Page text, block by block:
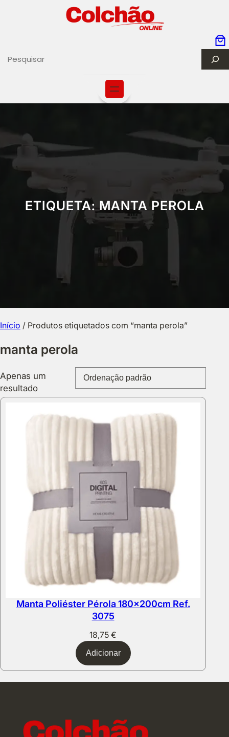
c
ETIQUETA:MANTA PEROLA
Início / Produtos etiquetados com “manta perola”
manta perola
Apenas um
resultado
Manta Poliéster Pérola 180x200cm Ref.
3075
18,75€
Adicionar